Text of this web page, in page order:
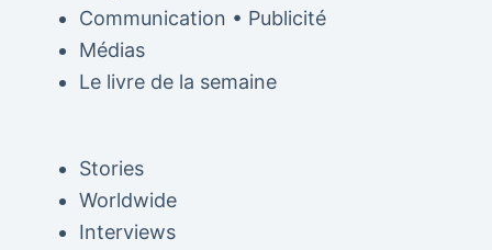
Communication • Publicité
Médias
Le livre de la semaine
Stories
Worldwide
Interviews